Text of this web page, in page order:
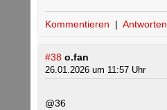
Kommentieren | Antworten
#38 o.fan
26.01.2026 um 11:57 Uhr
@36